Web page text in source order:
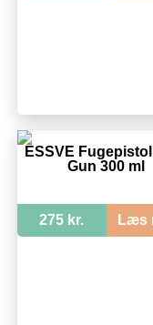
ESSVE
Gun 300 ml
275 kr. Læs